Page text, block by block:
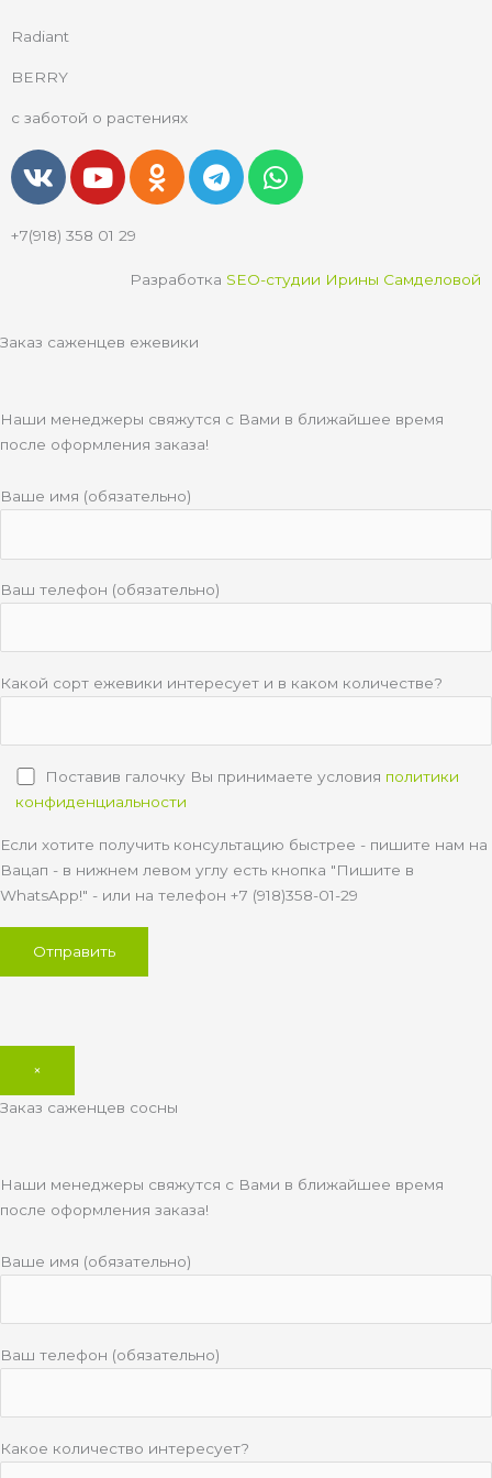
Radiant
BERRY
с заботой о растениях
V
k
Y
o
t
O
d
k
l
s
n
i
i
T
e
g
W
h
s
a
+7(918) 358 01 29
Разработка SEO-студии Ирины Самделовой
Заказ саженцев ежевики
Наши менеджеры свяжутся с Вами в ближайшее время
после оформления заказа!
Ваше имя (обязательно)
Ваш телефон (обязательно)
Какой сорт ежевики интересует и в каком количестве?
Поставив галочку Вы принимаете условия политики
конфиденциальности
Если хотите получить консультацию быстрее - пишите нам на
Вацап - в нижнем левом углу есть кнопка "Пишите в
WhatsApp!" - или на телефон +7 (918)358-01-29
×
Заказ саженцев сосны
Наши менеджеры свяжутся с Вами в ближайшее время
после оформления заказа!
Ваше имя (обязательно)
Ваш телефон (обязательно)
Какое количество интересует?